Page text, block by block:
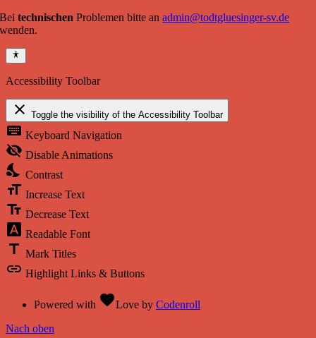
Beitechnischen Problemen bitte anadmin@todtgluesinger-sv.de
wenden.
Accessibility Toolbar
close Toggle the visibility of the Accessibility Toolbar
keyboard Keyboard Navigation
visibility_off Disable Animations
nights_stay Contrast
format_size Increase Text
text_fields Decrease Text
font_download Readable Font
title Mark Titles
link Highlight Links & Buttons
Powered with favoriteLove by Codenroll
Nach oben